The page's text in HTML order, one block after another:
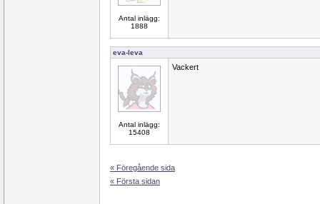
Antal inlägg:
1888
eva-leva
Antal inlägg:
15408
Vackert
« Föregående sida
« Första sidan